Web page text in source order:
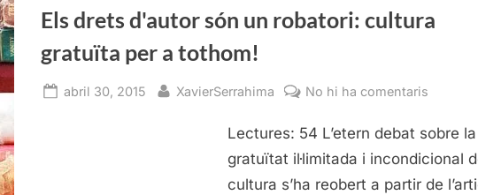
tothom!”
Els drets d'autor són un robatori: cultura
gratuïta per a tothom!
Posted
abril 30, 2015 By
XavierSerrahima No hi ha comentaris
drets
d'autor
són
Lectures: 54 L’etern debat sobre la
gratuïtat il·limitada i incondicional
cultura s’ha reobert a partir de